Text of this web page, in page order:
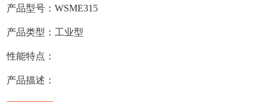
产品型号：WSME315
产品类型：工业型
性能特点：
产品描述：